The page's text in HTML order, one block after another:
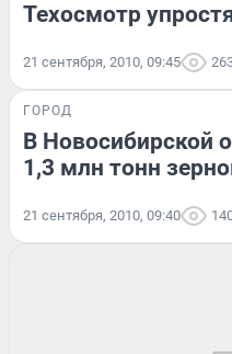
Техосмотр
21 сентября, 2010, 09:45
ГОРОД
В Новосибирской
1,3 млн тонн
21 сентября, 2010, 09:40